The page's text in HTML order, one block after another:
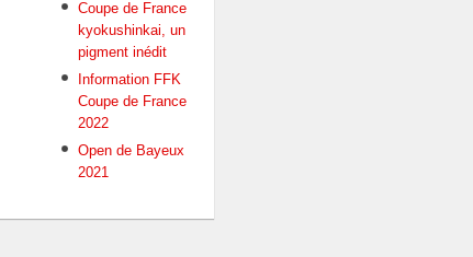
Coupe de France
kyokushinkai, un
pigment inédit
Information FFK
Coupe de France
2022
Open de Bayeux
2021